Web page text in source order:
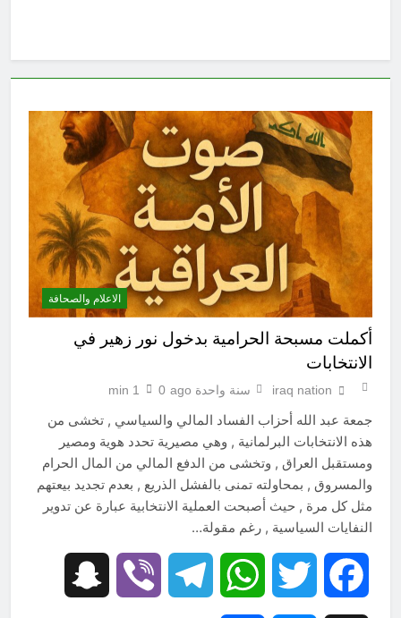
4 ساعات Ago
سطور حقيقية … وأخرى فانتازية
سوريالية في الحقبة الديستوبية مع
مؤسساتنا الصحية !!
7 ساعات Ago
الاعلام والصحافة
أكملت مسبحة الحرامية بدخول نور زهير في
الانتخابات
iraq nation سنة واحدة ago 0
1 min
جمعة عبد الله أحزاب الفساد المالي والسياسي , تخشى من
هذه الانتخابات البرلمانية , وهي مصيرية تحدد هوية ومصير
ومستقبل العراق , وتخشى من الدفع المالي من المال الحرام
والمسروق , بمحاولته تمنى بالفشل الذريع , بعدم تجديد بيعتهم
مثل كل مرة , حيث أصبحت العملية الانتخابية عبارة عن تدوير
النفايات السياسية , رغم مقولة…
Facebook
Twitter
WhatsApp
Telegram
Viber